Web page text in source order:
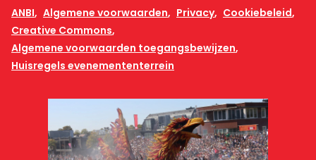
ANBI
Algemene voorwaarden Privacy
Cookiebeleid
Creative Commons
Algemene voorwaarden toegangsbewijzen
Huisregels evenemententerrein